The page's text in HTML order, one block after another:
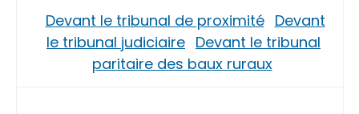
Devant le tribunal de proximité Devant
le tribunal judiciaire Devant le tribunal
paritaire des baux ruraux